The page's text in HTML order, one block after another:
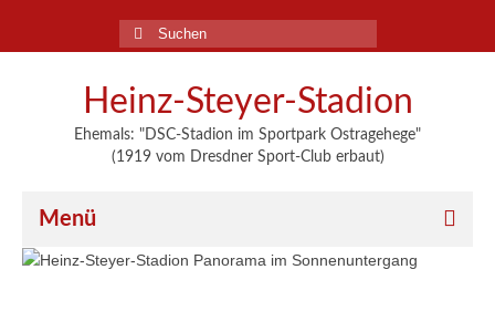
Suchen
nach:
Heinz-Steyer-Stadion
Ehemals: "DSC-Stadion im Sportpark Ostragehege"
(1919 vom Dresdner Sport-Club erbaut)
Menü